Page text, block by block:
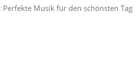
Musik für den schönsten Tag